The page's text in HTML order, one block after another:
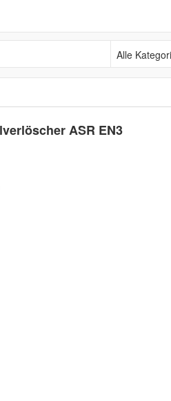
Alle Kategorien
ASR EN3